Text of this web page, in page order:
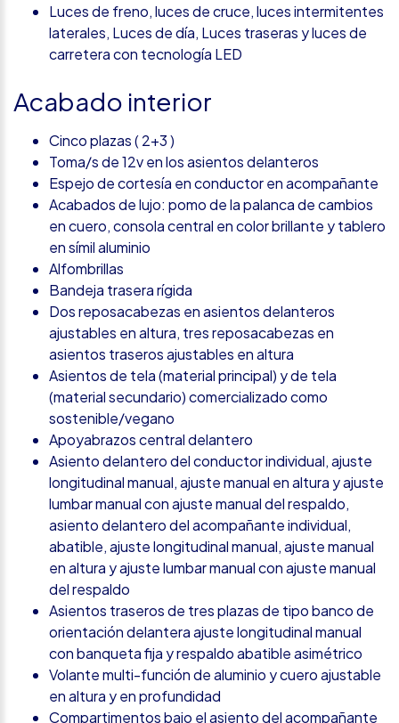
Luces de freno, luces de cruce, luces intermitentes
laterales, Luces de día, Luces traseras y luces de
carretera con tecnología LED
Acabado interior
Cinco plazas ( 2+3 )
Toma/s de 12v en los asientos delanteros
Espejo de cortesía en conductor en acompañante
Acabados de lujo: pomo de la palanca de cambios
en cuero, consola central en color brillante y tablero
en símil aluminio
Alfombrillas
Bandeja trasera rígida
Dos reposacabezas en asientos delanteros
ajustables en altura, tres reposacabezas en
asientos traseros ajustables en altura
Asientos de tela (material principal) y de tela
(material secundario) comercializado como
sostenible/vegano
Apoyabrazos central delantero
Asiento delantero del conductor individual, ajuste
longitudinal manual, ajuste manual en altura y ajuste
lumbar manual con ajuste manual del respaldo,
asiento delantero del acompañante individual,
abatible, ajuste longitudinal manual, ajuste manual
en altura y ajuste lumbar manual con ajuste manual
del respaldo
Asientos traseros de tres plazas de tipo banco de
orientación delantera ajuste longitudinal manual
con banqueta fija y respaldo abatible asimétrico
Volante multi-función de aluminio y cuero ajustable
en altura y en profundidad
Compartimentos bajo el asiento del acompañante